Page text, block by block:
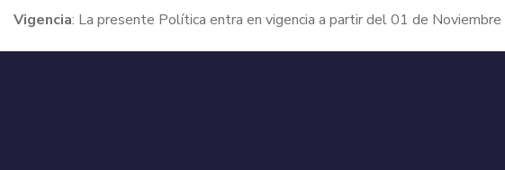
Vigencia: La presente Política entra en vigencia a partir del 01 de